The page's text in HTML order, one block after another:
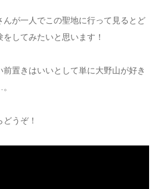
が一人でこの聖地に行って見るとど
してみたいと思います！
置きはいいとして単に大野山が好き
うぞ！